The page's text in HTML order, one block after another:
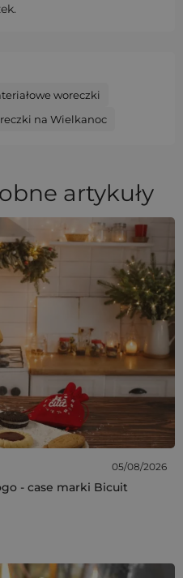
woreczki
na Wielkanoc
artykuły
05/08/2026
- case marki Bicuit